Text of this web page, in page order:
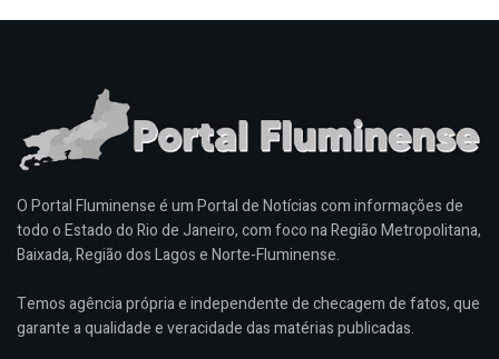
O Portal Fluminense é um Portal de Notícias com informações de
todo o Estado do Rio de Janeiro, com foco na Região Metropolitana,
Baixada, Região dos Lagos e Norte-Fluminense.
Temos agência própria e independente de checagem de fatos, que
garante a qualidade e veracidade das matérias publicadas.